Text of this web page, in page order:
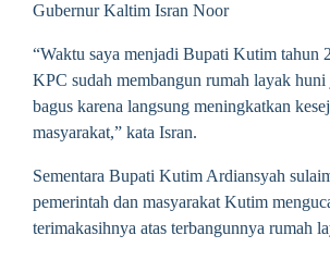
Gubernur Kaltim Isran Noor
“Waktu saya menjadi Bupati Kutim tahun
KPC sudah membangun rumah layak
bagus karena langsung meningkatkan
masyarakat,” kata Isran.
Sementara Bupati Kutim Ardiansyah
pemerintah dan masyarakat Kutim
terimakasihnya atas terbangunnya rumah